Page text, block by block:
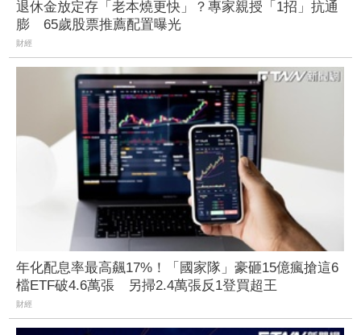
退休金放定存「老本燒更快」？專家親授「1招」抗通
膨 65歲股票推薦配置曝光
財經
年化配息率最高飆17%！「國家隊」豪砸15億瘋搶這6
檔ETF破4.6萬張 另掃2.4萬張反1登買超王
財經